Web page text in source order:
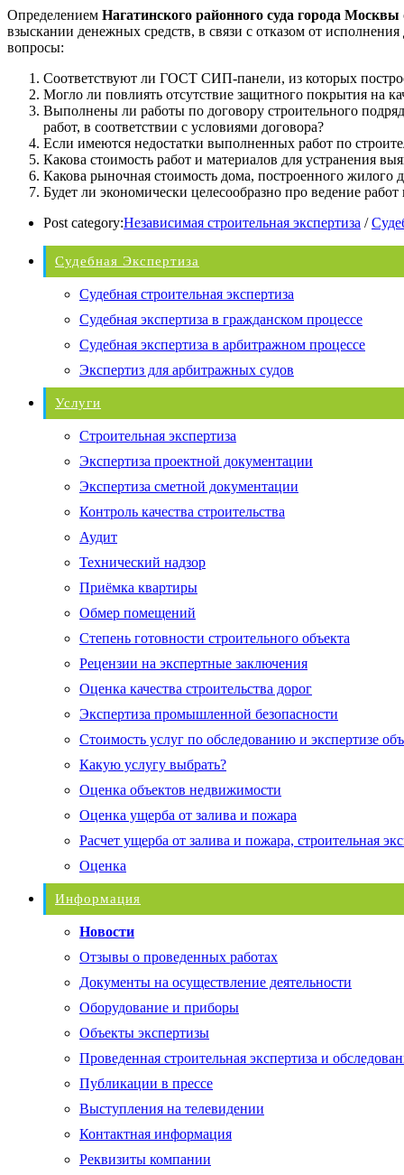
Определением Нагатинского районного суда города Москвы
взыскании денежных средств, в связи с отказом от
вопросы:
Соответствуют ли ГОСТ СИП-панели, из которых
Могло ли повлиять отсутствие защитного покрытия на
Выполнены ли работы по договору строительного
работ, в соответствии с условиями договора?
Если имеются недостатки выполненных работ по
Какова стоимость работ и материалов для устранения
Какова рыночная стоимость дома, построенного жилого
Будет ли экономически целесообразно про ведение
Post category:Независимая строительная экспертиза /
Судебная Экспертиза
Судебная строительная экспертиза
Судебная экспертиза в гражданском процессе
Судебная экспертиза в арбитражном процессе
Экспертиз для арбитражных судов
Услуги
Строительная экспертиза
Экспертиза проектной документации
Экспертиза сметной документации
Контроль качества строительства
Аудит
Технический надзор
Приёмка квартиры
Обмер помещений
Степень готовности строительного объекта
Рецензии на экспертные заключения
Оценка качества строительства дорог
Экспертиза промышленной безопасности
Стоимость услуг по обследованию и экспертизе
Какую услугу выбрать?
Оценка объектов недвижимости
Оценка ущерба от залива и пожара
Расчет ущерба от залива и пожара, строительная
Оценка
Информация
Новости
Отзывы о проведенных работах
Документы на осуществление деятельности
Оборудование и приборы
Объекты экспертизы
Проведенная строительная экспертиза и
Публикации в прессе
Выступления на телевидении
Контактная информация
Реквизиты компании